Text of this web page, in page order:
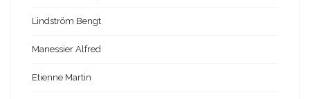
Lindström Bengt
Manessier Alfred
Etienne Martin